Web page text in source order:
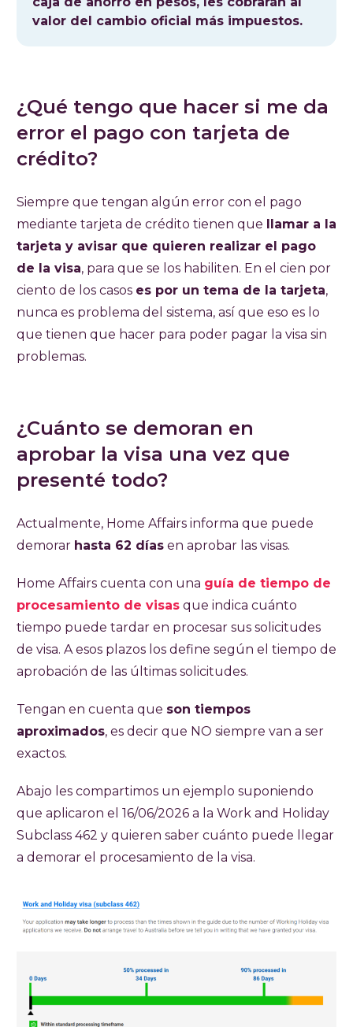
valor del cambio oficial más impuestos.
¿Qué tengo que hacer si me da
error el pago con tarjeta de
crédito?
Siempre que tengan algún error con el pago
mediante tarjeta de crédito tienen que
llamar a la
tarjeta y avisar que quieren realizar el pago
de la visa, para que se los habiliten. En el cien por
ciento de los casos es por un tema de la tarjeta,
nunca es problema del sistema, así que eso es lo
que tienen que hacer para poder pagar la visa sin
problemas.
¿Cuánto se demoran en
aprobar la visa una vez que
presenté todo?
Actualmente, Home Affairs informa que puede
demorar hasta 62 días en aprobar las visas.
Home Affairs cuenta con una guía de tiempo de
procesamiento de visas que indica cuánto
tiempo puede tardar en procesar sus solicitudes
de visa. A esos plazos los define según el tiempo de
aprobación de las últimas solicitudes.
Tengan en cuenta que son tiempos
aproximados, es decir que NO siempre van a ser
exactos.
Abajo les compartimos un ejemplo suponiendo
que aplicaron el 16/06/2026 a la Work and Holiday
Subclass 462 y quieren saber cuánto puede llegar
a demorar el procesamiento de la visa.